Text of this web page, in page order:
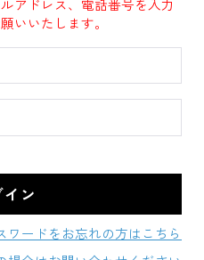
アドレス、電話番号を入力
いいたします。
ワードをお忘れの方はこちら